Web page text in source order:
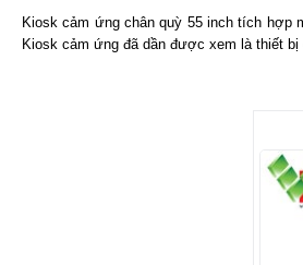
Kiosk cảm ứng chân quỳ 55 inch tích hợp
Kiosk cảm ứng đã dần được xem là thiết